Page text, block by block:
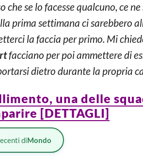
che se lo facesse qualcuno, ce
prima settimana ci sarebbero
la faccia per primo. Mi
facciano per poi ammettere di
dietro durante la propria
una delle
[DETTAGLI]
diMondo